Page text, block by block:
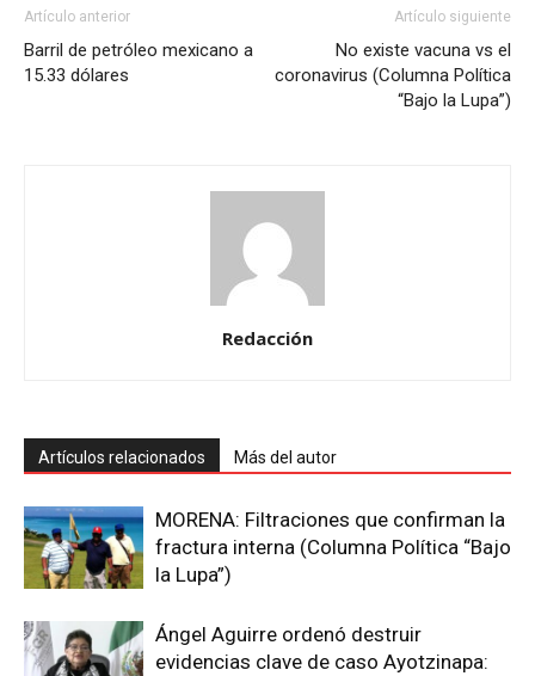
Artículo anterior
Barril de petróleo mexicano a
15.33 dólares
Artículo siguiente
No existe vacuna vs el
coronavirus (Columna Política
“Bajo la Lupa”)
Redacción
Artículos relacionados Más del autor
MORENA: Filtraciones que confirman la
fractura interna (Columna Política “Bajo
la Lupa”)
Ángel Aguirre ordenó destruir
evidencias clave de caso Ayotzinapa: